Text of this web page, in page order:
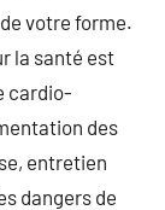
votre forme.
la santé est
cardio-
des
entretien
dangers de